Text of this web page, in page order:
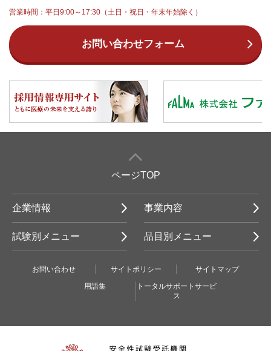
営業時間：平日9:00～17:30（土日・祝日・年末年始除く）
お問い合わせフォーム
ページTOP
企業情報 事業内容
試験別メニュー 品目別メニュー
お問い合わせ サイトポリシー
サイトマップ
用語集
トータルサポートサービ
ス